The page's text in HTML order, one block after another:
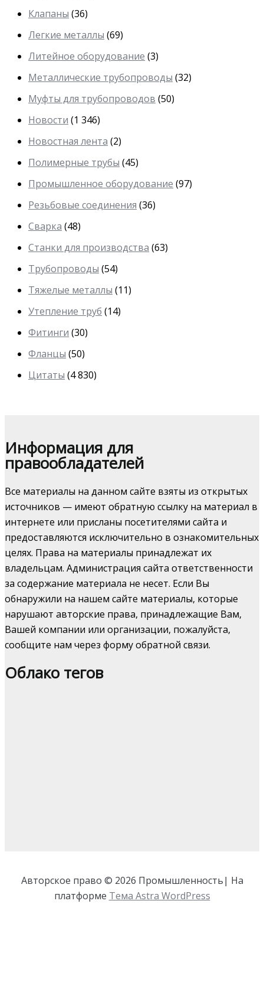
Клапаны (36)
Легкие металлы (69)
Литейное оборудование (3)
Металлические трубопроводы (32)
Муфты для трубопроводов (50)
Новости (1 346)
Новостная лента (2)
Полимерные трубы (45)
Промышленное оборудование (97)
Резьбовые соединения (36)
Сварка (48)
Станки для производства (63)
Трубопроводы (54)
Тяжелые металлы (11)
Утепление труб (14)
Фитинги (30)
Фланцы (50)
Цитаты (4 830)
Информация для
правообладателей
Все материалы на данном сайте взяты из открытых
источников — имеют обратную ссылку на материал в
интернете или присланы посетителями сайта и
предоставляются исключительно в ознакомительных
целях. Права на материалы принадлежат их
владельцам. Администрация сайта ответственности
за содержание материала не несет. Если Вы
обнаружили на нашем сайте материалы, которые
нарушают авторские права, принадлежащие Вам,
Вашей компании или организации, пожалуйста,
сообщите нам через форму обратной связи.
Облако тегов
Авторское право © 2026 Промышленность| На
платформе Тема Astra WordPress